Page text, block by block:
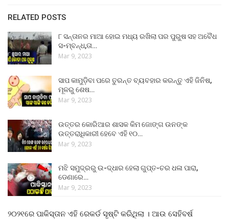
RELATED POSTS
୮ ସନ୍ତାନର ମାଆ ହୋଇ ମଧ୍ୟ ରଖିଲା ପର ପୁରୁଷ ସହ ଅବୈଧ
ସ-ମ୍ବନ୍ଧ,ତା…
Mar 9, 2023
ସାପ କାମୁଡ଼ିବା ପରେ ତୁରନ୍ତ ବ୍ୟବହାର କରନ୍ତୁ ଏହି ଜିନିଷ,
ମୂଳରୁ ଶେଷ…
Mar 9, 2023
ଉତ୍ତର କୋରିଆର ଶାସକ କିମ ଜୋଙ୍ଗ ଉନଙ୍କ
ଉତ୍ତରାଧିକାରୀ ହେବେ ଏହି ୧୦…
Mar 9, 2023
ମଝି ସମୁଦ୍ରରୁ ଉ-ଦ୍ଧାର ହେଲା ଗୁପ୍ତ-ଚର ଧଳା ପାରା,
ଡେଣାରେ…
Mar 9, 2023
୨୦୨୧ରେ ପାକିସ୍ତାନ ଏହି ରେକର୍ଡ ସୃଷ୍ଟି କରିଥିଲା । ଆଉ ସେହିବର୍ଷ